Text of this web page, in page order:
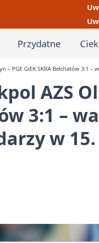
Przydatne
– PGE GiEK SKRA Bełchatów 3:1
AZS
3:1 –
w